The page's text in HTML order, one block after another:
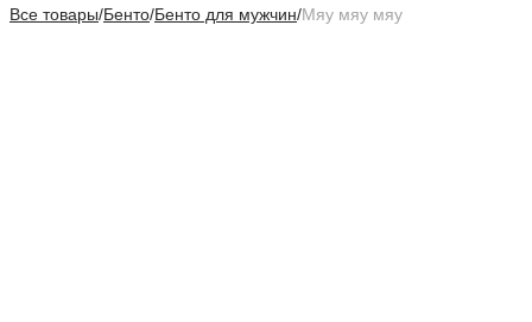
Все товары/Бенто/Бенто для мужчин/Мяу мяу мяу